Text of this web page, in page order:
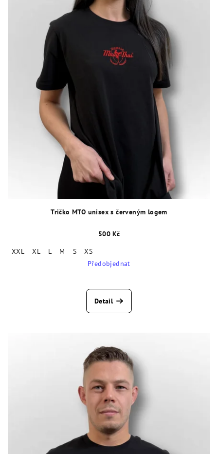
Tričko MTO unisex s červeným logem
500 Kč
XXL
XL L M S
XS
Předobjednat
Detail